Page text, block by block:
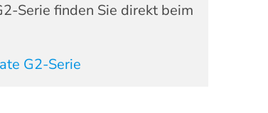
Serie finden Sie direkt beim
G2-Serie